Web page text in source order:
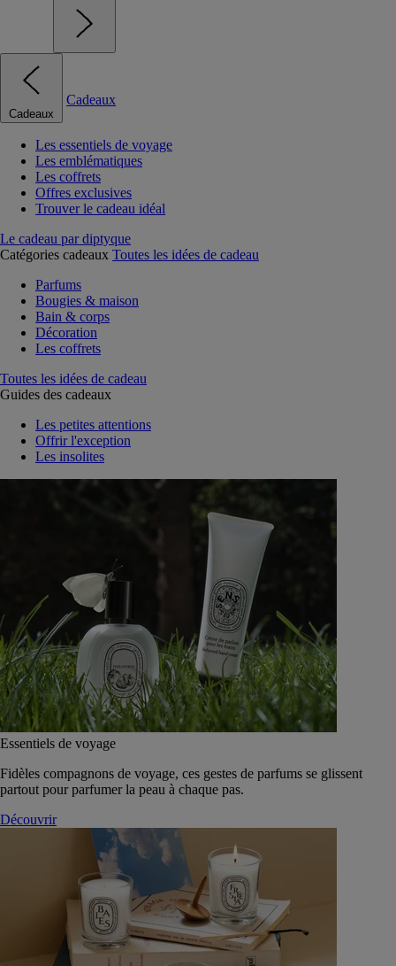
Cadeaux
Cadeaux
Les essentiels de voyage
Les emblématiques
Les coffrets
Offres exclusives
Trouver le cadeau idéal
Le cadeau par diptyque
Catégories cadeaux Toutes les idées de cadeau
Parfums
Bougies & maison
Bain & corps
Décoration
Les coffrets
Toutes les idées de cadeau
Guides des cadeaux
Les petites attentions
Offrir l'exception
Les insolites
Essentiels de voyage
Fidèles compagnons de voyage, ces gestes de parfums se glissent
partout pour parfumer la peau à chaque pas.
Découvrir